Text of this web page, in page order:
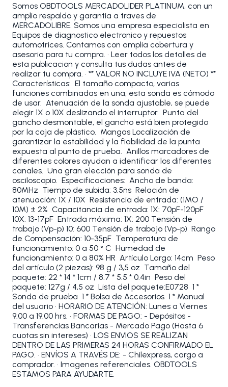
Somos OBDTOOLS MERCADOLIDER PLATINUM, con un
amplio respaldo y garantia a traves de
MERCADOLIBRE. Somos una empresa especialista en
Equipos de diagnostico electronico y repuestos
automotrices. Contamos con amplia cobertura y
asesoria para tu compra. • Leer todos los detalles de
esta publicacion y consulta tus dudas antes de
realizar tu compra. • ** VALOR NO INCLUYE IVA (NETO) **
Características: El tamaño compacto, varias
funciones combinadas en una, esta sonda es cómodo
de usar. Atenuación de la sonda ajustable, se puede
elegir 1X o 10X deslizando el interruptor. Punta del
gancho desmontable, el gancho está bien protegido
por la caja de plástico. Mangas Localización de
garantizar la estabilidad y la fiabilidad de la punta
expuesta al punto de prueba. Anillos marcadores de
diferentes colores ayudan a identificar los diferentes
canales. Una gran elección para sonda de
osciloscopio. Especificaciones: Ancho de banda:
80MHz Tiempo de subida: 3.5ns Relación de
atenuación: 1X / 10X Resistencia de entrada: (1MO /
10M) ± 2% Capacitancia de entrada: 1X: 70pF-120pF
10X: 13-17pF Entrada máxima: 1X: 200 Tensión de
trabajo (Vp-p) 10: 600 Tensión de trabajo (Vp-p) Rango
de Compensación: 10-35pF Temperatura de
funcionamiento: 0 a 50 ° C Humedad de
funcionamiento: 0 a 80% HR Artículo Largo: 14cm Peso
del artículo (2 piezas): 98 g / 3,5 oz Tamaño del
paquete: 22 * 14 * 1cm / 8.7 * 5.5 * 0.4in Peso del
paquete: 127g / 4,5 oz Lista del paquete:E0728 1 *
Sonda de prueba 1 * Bolsa de Accesorios 1 * Manual
del usuario • HORARIO DE ATENCIÓN: Lunes a Viernes
9:00 a 19:00 hrs. • FORMAS DE PAGO: - Depósitos -
Transferencias Bancarias - Mercado Pago (Hasta 6
cuotas sin intereses) • LOS ENVIOS SE REALIZAN
DENTRO DE LAS PRIMERAS 24 HORAS CONFIRMADO EL
PAGO. • ENVÍOS A TRAVÉS DE: - Chilexpress, cargo a
comprador. • Imagenes referenciales. OBDTOOLS
ESTAMOS PARA AYUDARTE.